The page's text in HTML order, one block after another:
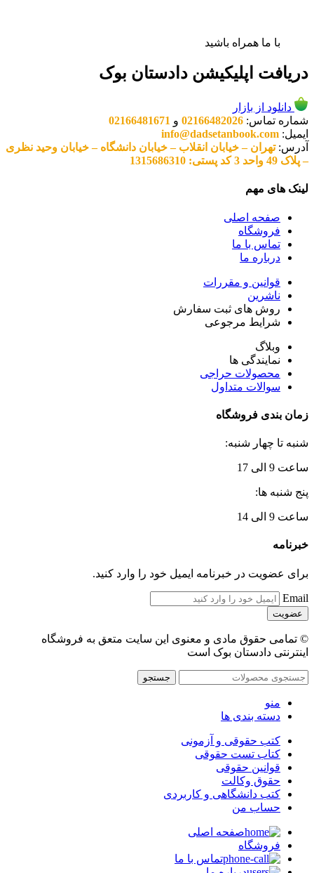
با ما همراه باشید
دریافت اپلیکیشن دادستان بوک
دانلود از بازار
شماره تماس: 02166482026 و 02166481671
ایمیل: info@dadsetanbook.com
آدرس:تهران – خیابان انقلاب – خیابان دانشگاه – خیابان وحید نظری
– پلاک 49 واحد 3 کد پستی: 1315686310
لینک های مهم
صفحه اصلی
فروشگاه
تماس با ما
درباره ما
قوانین و مقررات
ناشرین
روش های ثبت سفارش
شرایط مرجوعی
وبلاگ
نمایندگی ها
محصولات حراجی
سوالات متداول
زمان بندی فروشگاه
شنبه تا چهار شنبه:
ساعت 9 الی 17
پنج شنبه ها:
ساعت 9 الی 14
خبرنامه
برای عضویت در خبرنامه ایمیل خود را وارد کنید.
Email
© تمامی حقوق مادی و معنوی این سایت متعق به فروشگاه
اینترنتی دادستان بوک است
جستجو
منو
دسته بندی ها
کتب حقوقی و آزمونی
کتاب تست حقوقی
قوانین حقوقی
حقوق وکالت
کتب دانشگاهی و کاربردی
حساب من
صفحه اصلی
فروشگاه
تماس با ما